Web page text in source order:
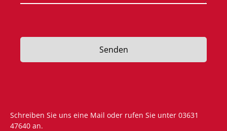
Senden
Schreiben Sie uns eine Mail oder rufen Sie unter 03631
47640 an.